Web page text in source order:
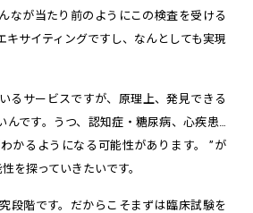
なが当たり前のようにこの検査を受ける
キサイティングですし、なんとしても実現
るサービスですが、原理上、発見できる
んです。うつ、認知症・糖尿病、心疾患…
かるようになる可能性があります。 ”が
を探っていきたいです。
段階です。だからこそまずは臨床試験を